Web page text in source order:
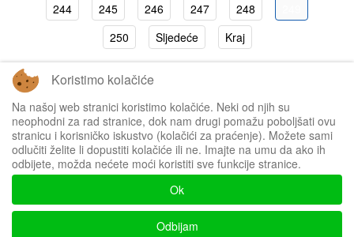
244
245 246 247 248
250
Sljedeće Kraj
Stranica 249 od 250
Impressum
Politika privatnosti
Koristimo kolačiće
Na našoj web stranici koristimo kolačiće. Neki od njih su
neophodni za rad stranice, dok nam drugi pomažu poboljšati ovu
stranicu i korisničko iskustvo (kolačići za praćenje). Možete sami
odlučiti želite li dopustiti kolačiće ili ne. Imajte na umu da ako ih
odbijete, možda nećete moći koristiti sve funkcije stranice.
Ok
Odbijam